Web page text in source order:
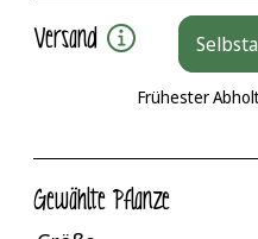
Versand
Frühester
Gewählte Pflanze